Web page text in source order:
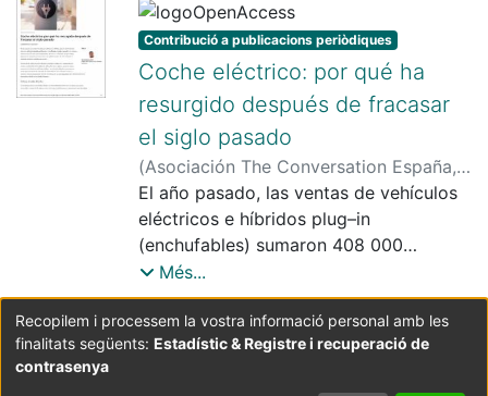
Contribució a publicacions periòdiques
Coche eléctrico: por qué ha
resurgido después de fracasar
el siglo pasado
(Asociación The Conversation España,
2019-09-04)Giménez i Font, Xavier
El año pasado, las ventas de vehículos
eléctricos e híbridos plug–in
(enchufables) sumaron 408 000
unidades en Europa y 2,1 millones en
todo el mundo. Los números suponen
un 50 % más, aproximadamente, que en
2017. Para este 2019, se espera
Més...
Coordinació:CRAI UB Avís legal
Metadades
subjectes a:
Recopilem i processem la vostra informació personal amb les
finalitats següents: Estadístic & Registre i recuperació de
contrasenya